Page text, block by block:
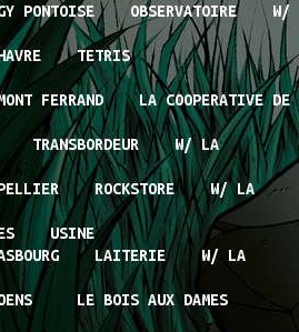
OBSERVATOIRE W/
TETRIS
LA COOPERATIVE DE
W/ LA
ROCKSTORE W/ LA
USINE
LAITERIE W/ LA
LE BOIS AUX DAMES